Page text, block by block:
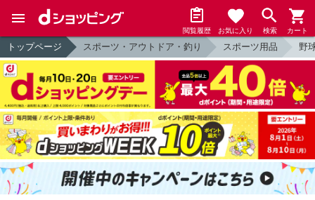
閲覧履歴 お気に入り 検索 カート
トップページ スポーツ・アウトドア・釣り スポーツ用品 野